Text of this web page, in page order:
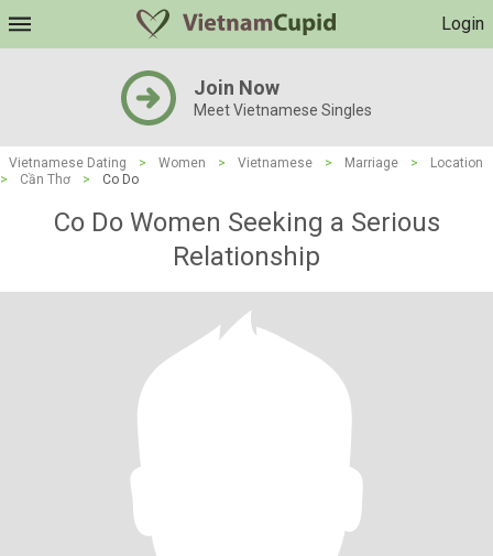
Login
Join Now
Meet Vietnamese Singles
Vietnamese Dating > Women > Vietnamese > Marriage >
Location
>
Cần Thơ > Co Do
Co Do Women Seeking a Serious
Relationship